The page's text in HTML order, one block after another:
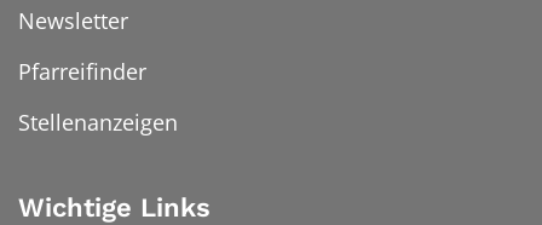
Newsletter
Pfarreifinder
Stellenanzeigen
Wichtige Links